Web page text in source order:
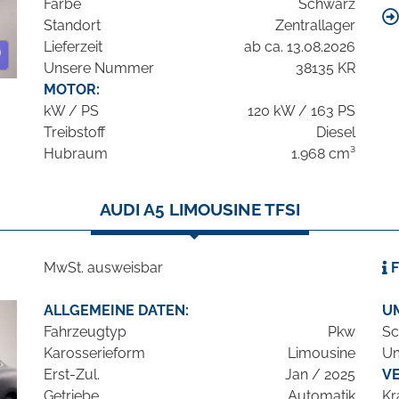
Farbe
Schwarz
Standort
Zentrallager
Lieferzeit
ab ca. 13.08.2026
Unsere Nummer
38135 KR
MOTOR:
kW / PS
120 kW / 163 PS
Treibstoff
Diesel
Hubraum
1.968 cm³
AUDI A5 LIMOUSINE TFSI
MwSt. ausweisbar
ALLGEMEINE DATEN:
Fahrzeugtyp
Pkw
Karosserieform
Limousine
Erst-Zul.
Jan / 2025